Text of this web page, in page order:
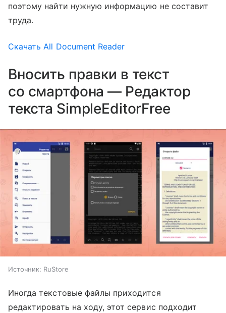
поэтому найти нужную информацию не составит
труда.
Скачать All Document Reader
Вносить правки в текст
со смартфона — Редактор
текста SimpleEditorFree
Источник: RuStore
Иногда текстовые файлы приходится
редактировать на ходу, этот сервис подходит